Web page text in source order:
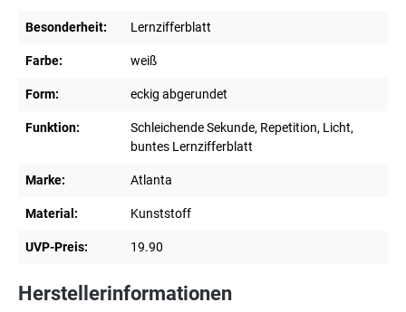
Besonderheit: Lernzifferblatt
Farbe: weiß
Form: eckig abgerundet
Funktion:
Schleichende Sekunde, Repetition, Licht,
buntes Lernzifferblatt
Marke: Atlanta
Material: Kunststoff
UVP-Preis: 19.90
Herstellerinformationen